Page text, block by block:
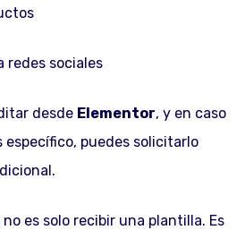
redes sociales
desde Elementor, y en caso
específico, puedes solicitarlo
no es solo recibir una plantilla. Es